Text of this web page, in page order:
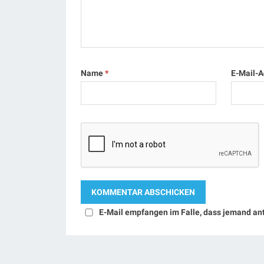
Name* E-Mail-
E-Mail empfangen im Falle, dass jemand